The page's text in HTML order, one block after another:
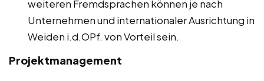
weiteren Fremdsprachen können je nach
Unternehmen und internationaler Ausrichtung in
Weiden i.d.OPf. von Vorteil sein.
Projektmanagement